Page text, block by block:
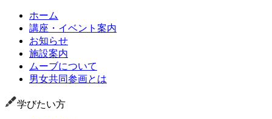
ホーム
講座・イベント案内
お知らせ
施設案内
ムーブについて
男女共同参画とは
学びたい方